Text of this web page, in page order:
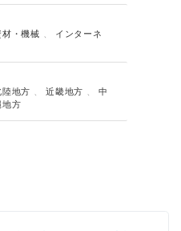
材・機械
インターネ
陸地方 、近畿地方 、中
地方